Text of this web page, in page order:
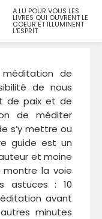
A LU POUR VOUS LES
LIVRES QUI OUVRENT LE
COEUR ET ILLUMINENT
L'ESPRIT
Netflix
de
de nous
de paix et de
de méditer
s’y mettre ou
guide est un
et moine
montre la voie
astuces : 10
avant
minutes